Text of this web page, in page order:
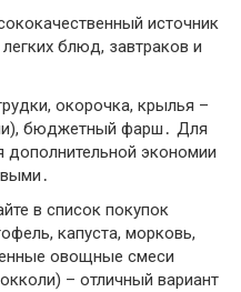
источник
блюд, завтраков и
окорочка, крылья –
бюджетный фарш․ Для
дополнительной экономии
в список покупок
капуста, морковь,
овощные смеси
– отличный вариант